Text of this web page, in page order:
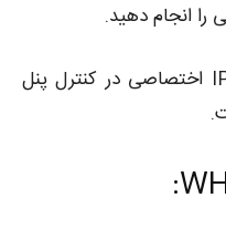
در ادامه به بررسی مراحل تغییر IP اختصاصی در کنترل پنل